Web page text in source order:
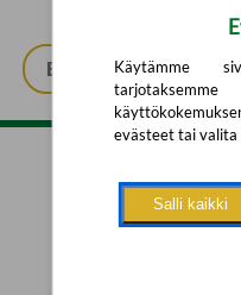
Käytämme
evästeet tai valita
Salli kaikki